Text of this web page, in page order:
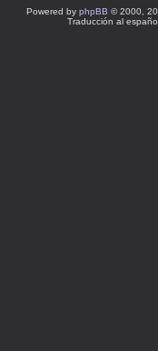
Powered by phpBB © 2000,
Traducción al